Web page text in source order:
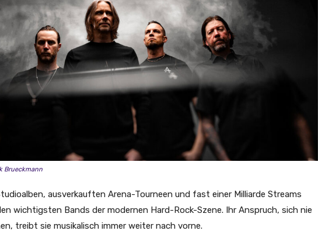
Brueckmann
ausverkauften Arena-Tourneen und fast einer Milliarde Streams
wichtigsten Bands der modernen Hard-Rock-Szene. Ihr Anspruch, sich nie
treibt sie musikalisch immer weiter nach vorne.